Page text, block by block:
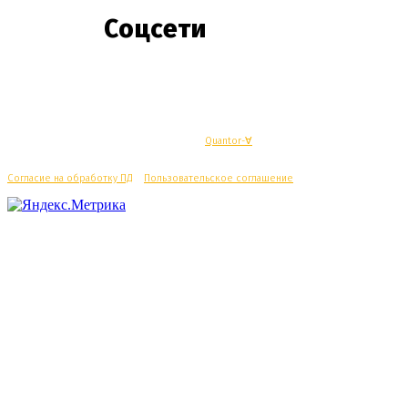
Соцсети
Quantor-∀
Согласие на обработку ПД Пользовательское соглашение